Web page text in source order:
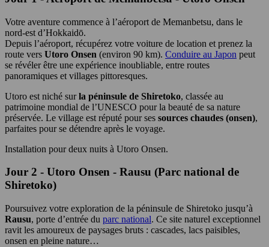
Votre aventure commence à l’aéroport de Memanbetsu, dans le
nord-est d’Hokkaidō.
Depuis l’aéroport, récupérez votre voiture de location et prenez la
route vers Utoro Onsen (environ 90 km). Conduire au Japon peut
se révéler être une expérience inoubliable, entre routes
panoramiques et villages pittoresques.
Utoro est niché surla péninsule de Shiretoko, classée au
patrimoine mondial de l’UNESCO pour la beauté de sa nature
préservée. Le village est réputé pour ses sources chaudes (onsen),
parfaites pour se détendre après le voyage.
Installation pour deux nuits à Utoro Onsen.
Jour 2 - Utoro Onsen - Rausu (Parc national de
Shiretoko)
Poursuivez votre exploration de la péninsule de Shiretoko jusqu’à
Rausu, porte d’entrée du parc national. Ce site naturel exceptionnel
ravit les amoureux de paysages bruts : cascades, lacs paisibles,
onsen en pleine nature…